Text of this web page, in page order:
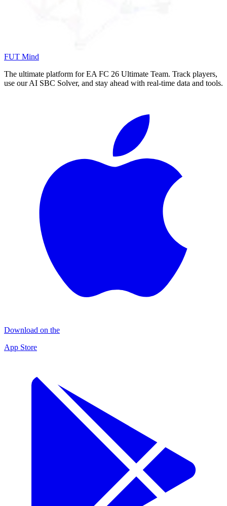
FUT Mind
The ultimate platform for EA FC 26 Ultimate Team. Track players,
use our AI SBC Solver, and stay ahead with real-time data and tools.
Download on the
App Store